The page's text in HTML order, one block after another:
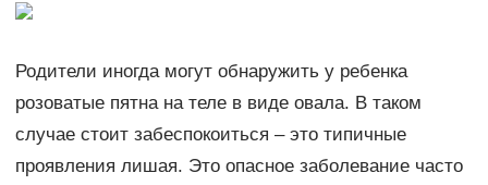
Родители иногда могут обнаружить у ребенка
розоватые пятна на теле в виде овала. В таком
случае стоит забеспокоиться – это типичные
проявления лишая. Это опасное заболевание часто